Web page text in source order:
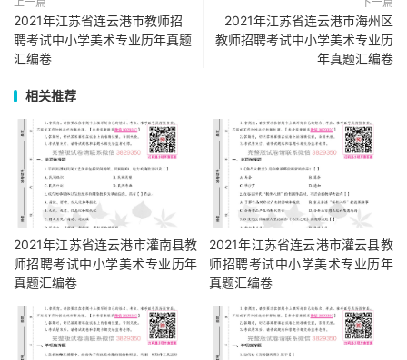
2021年江苏省连云港市教师招
聘考试中小学美术专业历年真题
汇编卷
2021年江苏省连云港市海州区
教师招聘考试中小学美术专业历
年真题汇编卷
相关推荐
2021年江苏省连云港市灌南县教
师招聘考试中小学美术专业历年
真题汇编卷
2021年江苏省连云港市灌云县教
师招聘考试中小学美术专业历年
真题汇编卷